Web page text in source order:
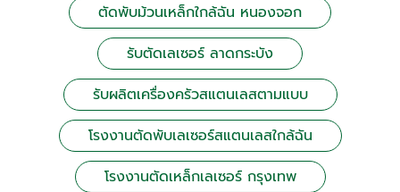
ตัดพับม้วนเหล็กใกล้ฉัน หนองจอก
รับตัดเลเซอร์ ลาดกระบัง
รับผลิตเครื่องครัวสแตนเลสตามแบบ
โรงงานตัดพับเลเซอร์สแตนเลสใกล้ฉัน
โรงงานตัดเหล็กเลเซอร์ กรุงเทพ